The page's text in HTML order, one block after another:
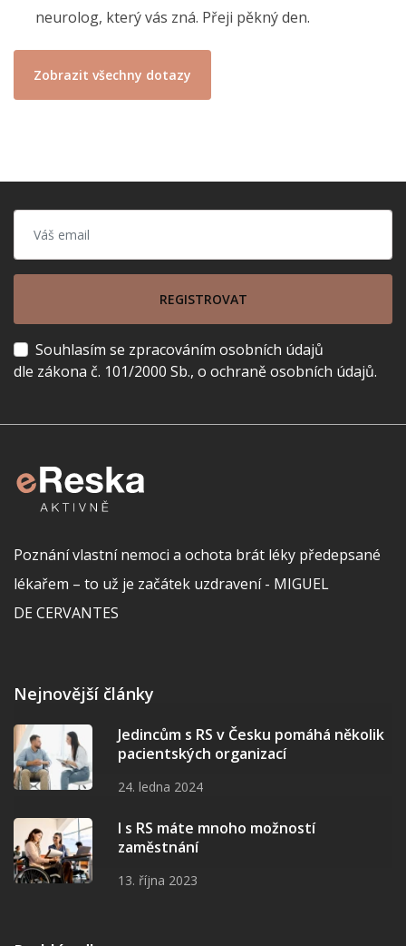
neurolog, který vás zná. Přeji pěkný den.
Zobrazit všechny dotazy
REGISTROVAT
Souhlasím se zpracováním osobních údajů
dle zákona č. 101/2000 Sb., o ochraně osobních údajů.
Poznání vlastní nemoci a ochota brát léky předepsané
lékařem – to už je začátek uzdravení - MIGUEL
DE CERVANTES
Nejnovější články
Jedincům s RS v Česku pomáhá několik
pacientských organizací
24. ledna 2024
I s RS máte mnoho možností
zaměstnání
13. října 2023